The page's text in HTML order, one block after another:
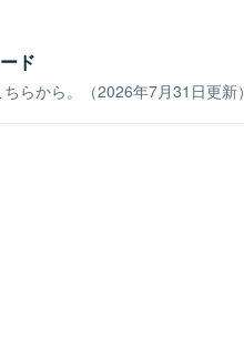
ド
らから。（2026年7月31日更新）